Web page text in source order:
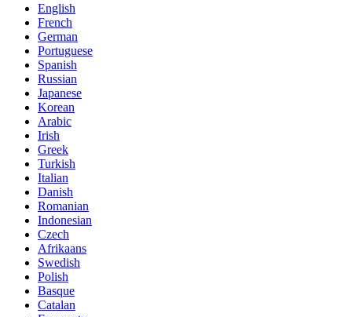
English
French
German
Portuguese
Spanish
Russian
Japanese
Korean
Arabic
Irish
Greek
Turkish
Italian
Danish
Romanian
Indonesian
Czech
Afrikaans
Swedish
Polish
Basque
Catalan